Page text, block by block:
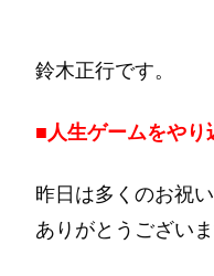
鈴木正行です。
■人生ゲームをやり
昨日は多くのお祝
ありがとうございま